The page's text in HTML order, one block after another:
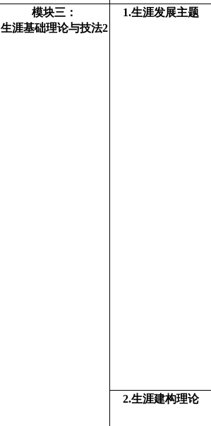
模块三：
生涯基础理论与技法2
1.生涯发展主题
2.生涯建构理论